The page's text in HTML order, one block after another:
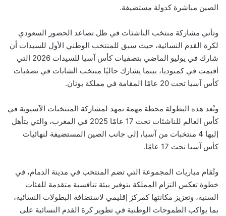
الصين مباشرة كدولة مستضيفة.
وتأتي مشاركة منتخب الناشئات في ظل تصاعد الحضور السعودي
لكرة القدم النسائية، حيث سبق للمنتخب الوطني الأول للسيدات أن
شارك في يوليو الماضي بتصفيات كأس آسيا للسيدات 2026 التي
أقيمت في كمبوديا، بينما يشارك حاليًا منتخب الشابات في تصفيات
كأس آسيا تحت 20 عامًا المقامة في مملكة بوتان.
وتُعد هذه البطولة محطة مهمة تمهد لمشاركة المنتخبات الآسيوية في
كأس العالم للناشئات تحت 17 عامًا 2025 في المغرب، والتي يتأهل
إليها 4 منتخبات من آسيا، إلى جانب الصين المستضيفة لنهائيات
كأس آسيا تحت 17 عامًا.
وتُقام مباريات المجموعة التي تضم المنتخب في مدينة الدمام، في
خطوة تعكس التزام المملكة بتوفير بيئة تنافسية متقدمة للفئات
السنية، وتعزيز مكانتها كمركز إقليمي لاستضافة البطولات النسائية،
بما يواكب الطموحات الوطنية في تطوير كرة القدم النسائية على